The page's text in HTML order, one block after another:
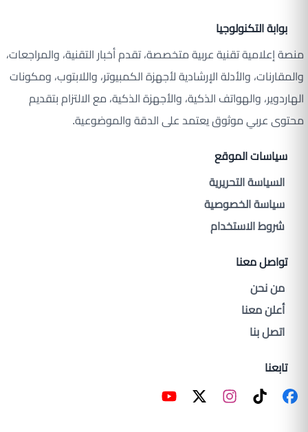
بوابة التكنولوجيا
منصة إعلامية تقنية عربية متخصصة، تقدم أخبار التقنية، والمراجعات،
والمقارنات، والأدلة الإرشادية لأجهزة الكمبيوتر، واللابتوب، ومكونات
الهاردوير، والهواتف الذكية، والأجهزة الذكية، مع الالتزام بتقديم
محتوى عربي موثوق يعتمد على الدقة والموضوعية.
سياسات الموقع
السياسة التحريرية
سياسة الخصوصية
شروط الاستخدام
تواصل معنا
من نحن
أعلن معنا
اتصل بنا
تابعنا